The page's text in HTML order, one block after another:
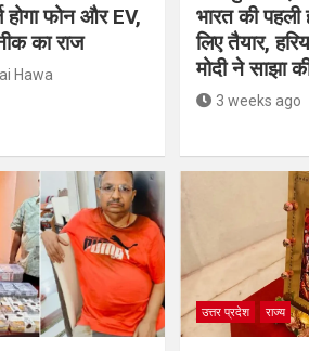
होगा फोन और EV,
का राज
Hawa
भारत की
लिए तैयार,
मोदी ने साझा
3 weeks ago
उत्तर प्रदेश राज्य